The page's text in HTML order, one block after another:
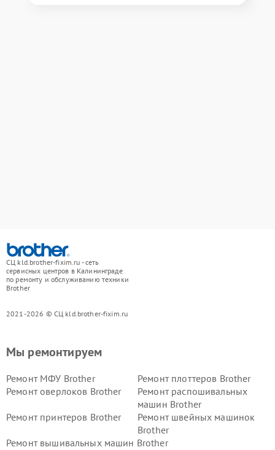
СЦ kld.brother-fixim.ru - сеть
сервисных центров в Калининграде
по ремонту и обслуживанию техники
Brother
2021-2026 © СЦ kld.brother-fixim.ru
Мы ремонтируем
Ремонт МФУ Brother
Ремонт плоттеров Brother
Ремонт оверлоков Brother
Ремонт распошивальных
машин Brother
Ремонт принтеров Brother
Ремонт швейных машинок
Brother
Ремонт вышивальных машин Brother